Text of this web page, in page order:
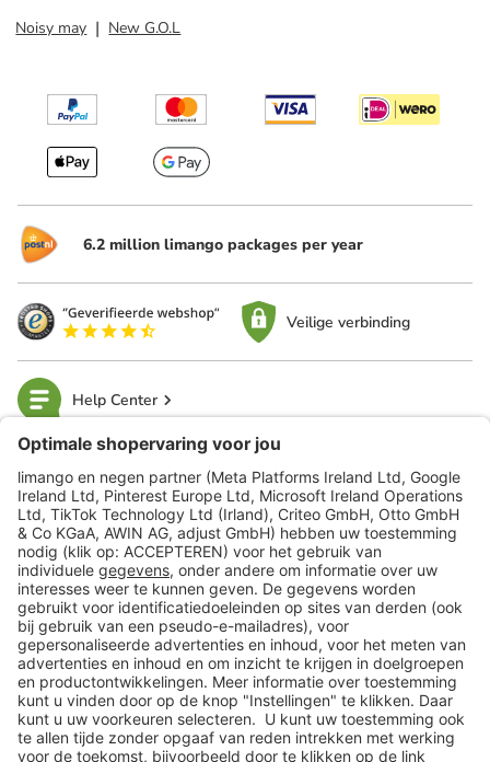
Noisy may
New G.O.L
6.2 million limango packages per year
Veilige verbinding
Help Center
limango
Veilig winkelen
Klantenservice
Shop
Acties